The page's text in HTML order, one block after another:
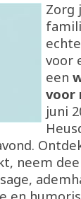
Zorg
voor
een
voor
juni
neem